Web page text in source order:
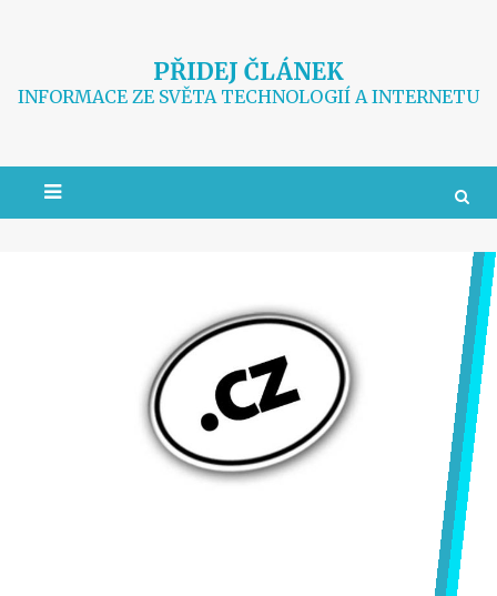
PŘIDEJ ČLÁNEK
INFORMACE ZE SVĚTA TECHNOLOGIÍ A INTERNETU